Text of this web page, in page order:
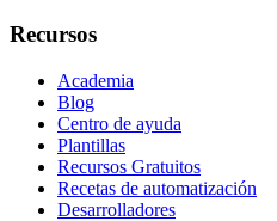
Recursos
Academia
Blog
Centro de ayuda
Plantillas
Recursos Gratuitos
Recetas de automatización
Desarrolladores